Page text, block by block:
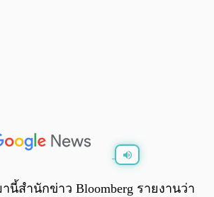
นี้สำนักข่าว Bloomberg รายงานว่า